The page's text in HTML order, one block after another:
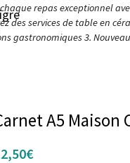
repas exceptionnel
services de table en
gastronomiques 3.
A5 Maison
€